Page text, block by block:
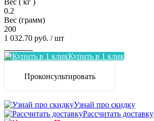
0.2
Вес (грамм)
200
1 032.70 руб. / шт
Купить в 1 клик
Проконсультировать
Узнай про скидку
Рассчитать доставку